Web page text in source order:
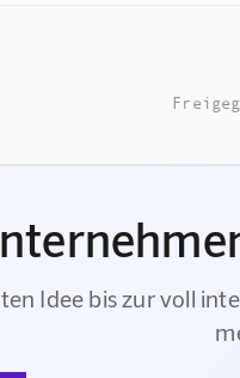
Idee bis zur voll